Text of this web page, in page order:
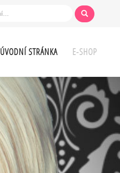
ÚVODNÍ STRÁNKA E-SHOP